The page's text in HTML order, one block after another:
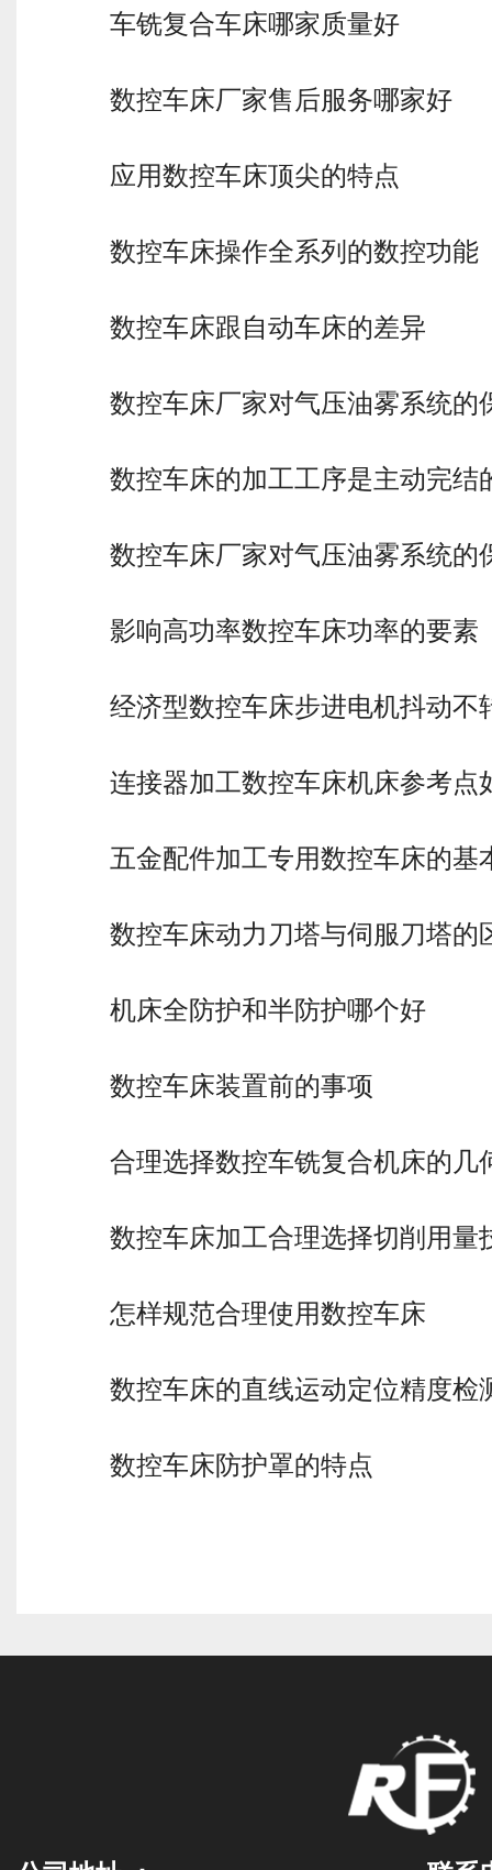
车铣复合车床哪家质量好
数控车床厂家售后服务哪家好
应用数控车床顶尖的特点
数控车床操作全系列的数控功能
数控车床跟自动车床的差异
数控车床厂家对气压油雾系统
数控车床的加工工序是主动完
数控车床厂家对气压油雾系统
影响高功率数控车床功率的要素
经济型数控车床步进电机抖动
连接器加工数控车床机床参考
五金配件加工专用数控车床的
数控车床动力刀塔与伺服刀塔
机床全防护和半防护哪个好
数控车床装置前的事项
合理选择数控车铣复合机床的
数控车床加工合理选择切削用
怎样规范合理使用数控车床
数控车床的直线运动定位精度
数控车床防护罩的特点